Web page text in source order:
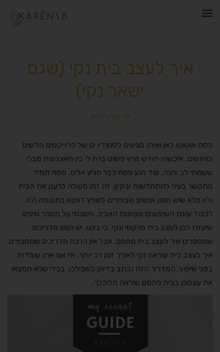
תפריט
איך לעצב בית נקי (שגם
ישאר נקי)
19 במרץ 2017
פסח אוטוטו כאן ואיתו מגיעים לסטודיו ים של פרוייקטים חדשים
ומרגשים. איכשהו חודש מרץ פשוט ברח לי בין האצבעות מבלי
ששמתי לב והנה, עוד רגע פסח כבר מגיע אלינו. פסח תמיד
מתקשר בעיני להתחדשות וניקיון. זה זמן מעולה לרענן את הבית
ולא פלא שיש המון אנשים שבוחרים לשפץ דווקא בתקופה הזו.
לכבוד עונת השיפוצים ונקיונות האביב, חשבתי על מספר טיפים
שיעזרו לכן לעצב בית פרקטי ונקי. כי ביננו, יש המון מדריכים
שמספרים איך לעצב בית מהמם, אבל אין הרבה מדריכים שמסבירים
איך לעצב בית שיראה נקי לאורך זמן רב יותר. אז אם אתן עומדות
בפני שיפוץ, המדריך הזה נכתב בדיוק בשבילכן. בכדי שלא תמצאו
את עצמכן בבית מהמם שיראה מלוכלך.